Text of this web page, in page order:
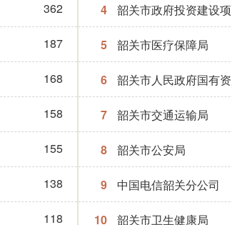
362
187
168
158
155
138
118
4 韶关市政府投资建设
5 韶关市医疗保障局
6 韶关市人民政府国有
7 韶关市交通运输局
8 韶关市公安局
9 中国电信韶关分公司
10 韶关市卫生健康局